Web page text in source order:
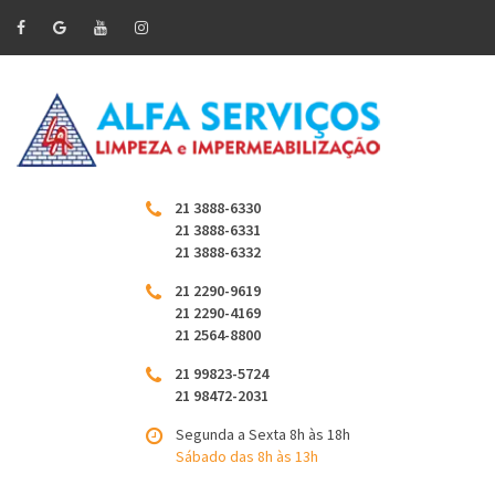
21 3888-6330
21 3888-6331
21 3888-6332
21 2290-9619
21 2290-4169
21 2564-8800
21 99823-5724
21 98472-2031
Segunda a Sexta 8h às 18h
Sábado das 8h às 13h